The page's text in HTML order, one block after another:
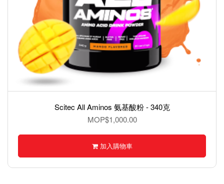
BMXX Ashwagandha – KSM-66®,南非醉茄 60 Capsules
MOP$1,000.00
加入購物車